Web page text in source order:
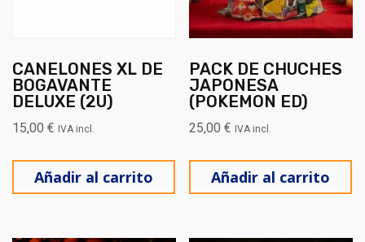
CANELONES XL DE
BOGAVANTE
DELUXE (2U)
15,00 € IVA incl.
Añadir al carrito
PACK DE CHUCHES
JAPONESA
(POKEMON ED)
25,00€ IVA incl.
Añadir al carrito